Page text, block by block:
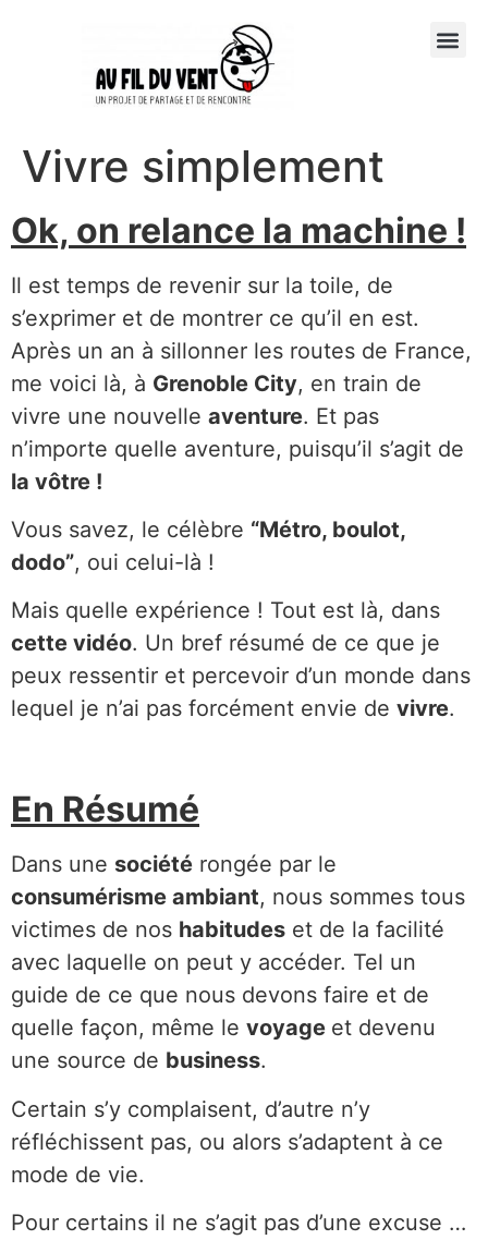
Vivre simplement
Ok, on relance la machine !
Il est temps de revenir sur la toile, de
s’exprimer et de montrer ce qu’il en est.
Après un an à sillonner les routes de France,
me voici là, à Grenoble City, en train de
vivre une nouvelle aventure. Et pas
n’importe quelle aventure, puisqu’il s’agit de
la vôtre !
Vous savez, le célèbre “Métro, boulot,
dodo”, oui celui-là !
Mais quelle expérience ! Tout est là, dans
cette vidéo. Un bref résumé de ce que je
peux ressentir et percevoir d’un monde dans
lequel je n’ai pas forcément envie de vivre.
En Résumé
Dans une société rongée par le
consumérisme ambiant, nous sommes tous
victimes de nos habitudes et de la facilité
avec laquelle on peut y accéder. Tel un
guide de ce que nous devons faire et de
quelle façon, même le voyage et devenu
une source de business.
Certain s’y complaisent, d’autre n’y
réfléchissent pas, ou alors s’adaptent à ce
mode de vie.
Pour certains il ne s’agit pas d’une excuse …